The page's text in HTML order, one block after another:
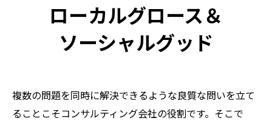
ローカルグロース＆
ソーシャルグッド
複数の問題を同時に解決できるような良質な問いを立て
ることこそコンサルティング会社の役割です。そこで